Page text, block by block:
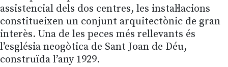
assistencial dels dos centres, les instal·lacions
constitueixen un conjunt arquitectònic de gran
interès. Una de les peces més rellevants és
l’església neogòtica de Sant Joan de Déu,
construïda l’any 1929.